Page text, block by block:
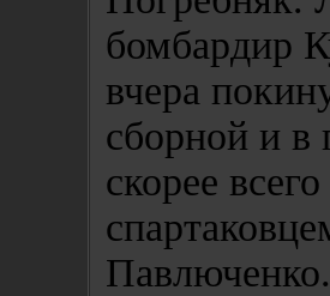
бомбардир
вчера
сборной и в
скорее
Павлюченко.